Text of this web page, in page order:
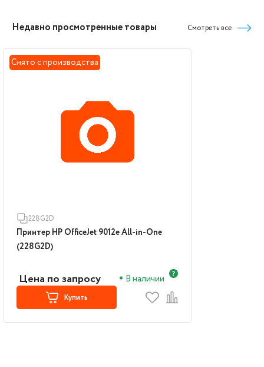
Недавно просмотренные товары Смотреть все
Снято с производства
228G2D
Принтер HP OfficeJet 9012e All-in-One
(228G2D)
Цена по запросу В наличии
Купить